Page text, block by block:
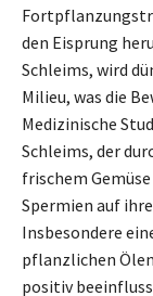
den Eisprung
Schleims, wird
Milieu, was die
Medizinische
Schleims, der
frischem
Spermien auf
Insbesondere
pflanzlichen
positiv